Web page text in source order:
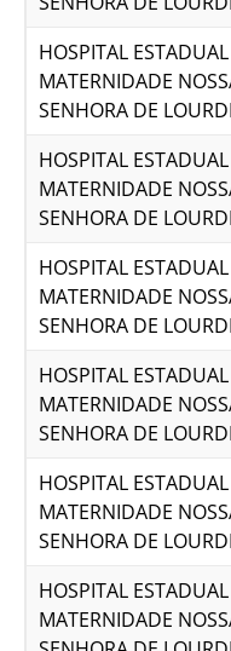
HOSPITAL ESTADUAL
MATERNIDADE
SENHORA DE
HOSPITAL ESTADUAL
MATERNIDADE
SENHORA DE
HOSPITAL ESTADUAL
MATERNIDADE
SENHORA DE
HOSPITAL ESTADUAL
MATERNIDADE
SENHORA DE
HOSPITAL ESTADUAL
MATERNIDADE
SENHORA DE
HOSPITAL ESTADUAL
MATERNIDADE